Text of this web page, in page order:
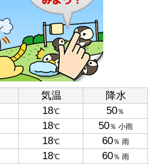
気温
降水
18℃ 50％
18℃ 50％ 小雨
18℃ 60％ 雨
18℃ 60％ 雨